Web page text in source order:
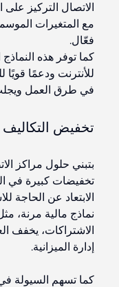
الاتصال التركيز على
مع المتغيرات
فعّال.
كما توفر هذه
للأنترنت ودعمًا
في طرق العمل ويجلب
تخفيض التكاليف
بتبني حلول مراكز
تخفيضات كبيرة في
الابتعاد عن الحاجة
نماذج مالية مرنة،
الاشتراكات، يخفف
إدارة الميزانية.
كما تسهم السيولة في